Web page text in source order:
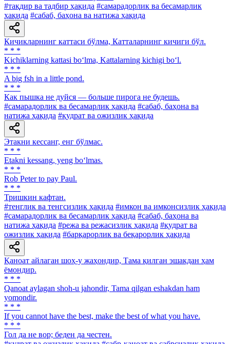
#тақдир ва тадбир ҳақида #самарадорлик ва бесамарлик
ҳақида #сабаб, баҳона ва натижа ҳақида
Кичикларнинг каттаси бўлма, Катталарнинг кичиги бўл.
* * *
Kichiklarning kattasi bo‘lma, Kattalarning kichigi bo‘l.
* * *
A big fsh in a little pond.
* * *
Как пышка не дуйся — больше пирога не будешь.
#самарадорлик ва бесамарлик ҳақида #сабаб, баҳона ва
натижа ҳақида #қудрат ва ожизлик ҳақида
Этакни кессанг, енг бўлмас.
* * *
Etakni kessang, yeng bo‘lmas.
* * *
Rob Peter to pay Paul.
* * *
Тришкин кафтан.
#тенглик ва тенгсизлик ҳақида #имкон ва имконсизлик ҳақида
#самарадорлик ва бесамарлик ҳақида #сабаб, баҳона ва
натижа ҳақида #режа ва режасизлик ҳақида #қудрат ва
ожизлик ҳақида #барқарорлик ва беқарорлик ҳақида
Қаноат айлаган шоҳ-у жаҳондир, Тама қилган эшакдан ҳам
ёмондир.
* * *
Qanoat aylagan shoh-u jahondir, Tama qilgan eshakdan ham
yomondir.
* * *
If you cannot have the best, make the best of what you have.
* * *
Гол да не вор; беден да честен.